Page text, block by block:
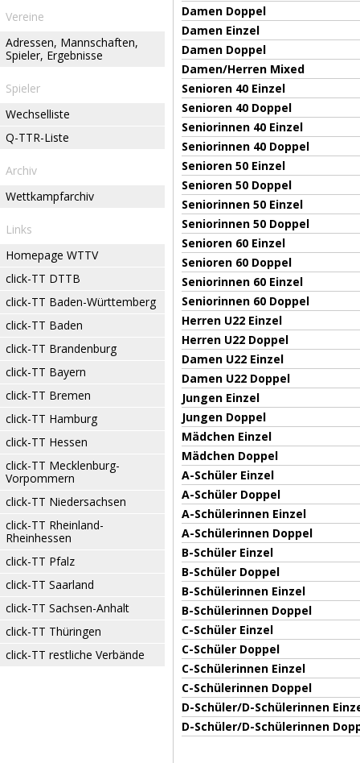
Vereine
Adressen, Mannschaften,
Spieler, Ergebnisse
Spieler
Wechselliste
Q-TTR-Liste
Archiv
Wettkampfarchiv
Links
Homepage WTTV
click-TT DTTB
click-TT Baden-Württemberg
click-TT Baden
click-TT Brandenburg
click-TT Bayern
click-TT Bremen
click-TT Hamburg
click-TT Hessen
click-TT Mecklenburg-
Vorpommern
click-TT Niedersachsen
click-TT Rheinland-
Rheinhessen
click-TT Pfalz
click-TT Saarland
click-TT Sachsen-Anhalt
click-TT Thüringen
click-TT restliche Verbände
Damen Doppel
Damen Einzel
Damen Doppel
Damen/Herren Mixed
Senioren 40 Einzel
Senioren 40 Doppel
Seniorinnen 40 Einzel
Seniorinnen 40 Doppel
Senioren 50 Einzel
Senioren 50 Doppel
Seniorinnen 50 Einzel
Seniorinnen 50 Doppel
Senioren 60 Einzel
Senioren 60 Doppel
Seniorinnen 60 Einzel
Seniorinnen 60 Doppel
Herren U22 Einzel
Herren U22 Doppel
Damen U22 Einzel
Damen U22 Doppel
Jungen Einzel
Jungen Doppel
Mädchen Einzel
Mädchen Doppel
A-Schüler Einzel
A-Schüler Doppel
A-Schülerinnen Einzel
A-Schülerinnen Doppel
B-Schüler Einzel
B-Schüler Doppel
B-Schülerinnen Einzel
B-Schülerinnen Doppel
C-Schüler Einzel
C-Schüler Doppel
C-Schülerinnen Einzel
C-Schülerinnen Doppel
D-Schüler/D-Schülerinnen
D-Schüler/D-Schülerinnen